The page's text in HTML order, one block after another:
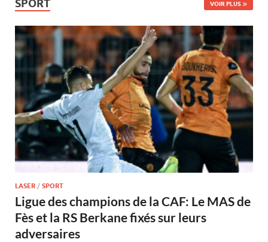
SPORT VOIR PLUS
LASER / SPORT
Ligue des champions de la CAF: Le MAS de
Fès et la RS Berkane fixés sur leurs
adversaires